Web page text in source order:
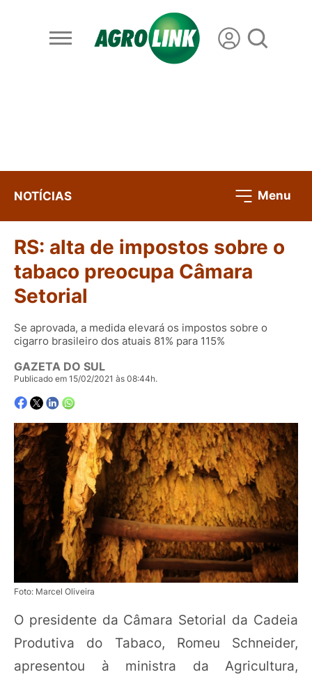
NOTÍCIAS Menu
RS: alta de impostos sobre o
tabaco preocupa Câmara
Setorial
Se aprovada, a medida elevará os impostos sobre o
cigarro brasileiro dos atuais 81% para 115%
GAZETA DO SUL
Publicado em 15/02/2021 às 08:44h.
Foto: Marcel Oliveira
O presidente da Câmara Setorial da Cadeia
Produtiva do Tabaco, Romeu Schneider,
apresentou à ministra da Agricultura,